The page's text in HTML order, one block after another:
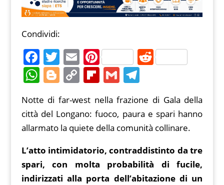
Condividi:
F
a
c
e
b
o
o
k
T
w
itt
er
E
m
ai
l
Pi
nt
er
e
st
R
di
t
W
at
s
p
p
Bl
o
g
g
er
C
p
y
n
k
Fl
ip
b
o
d
G
m
ai
l
T
e
gr
m
Notte di far-west nella frazione di Gala della
città del Longano: fuoco, paura e spari hanno
allarmato la quiete della comunità collinare.
L’atto intimidatorio, contraddistinto da tre
spari, con molta probabilità di fucile,
indirizzati alla porta dell’abitazione di un